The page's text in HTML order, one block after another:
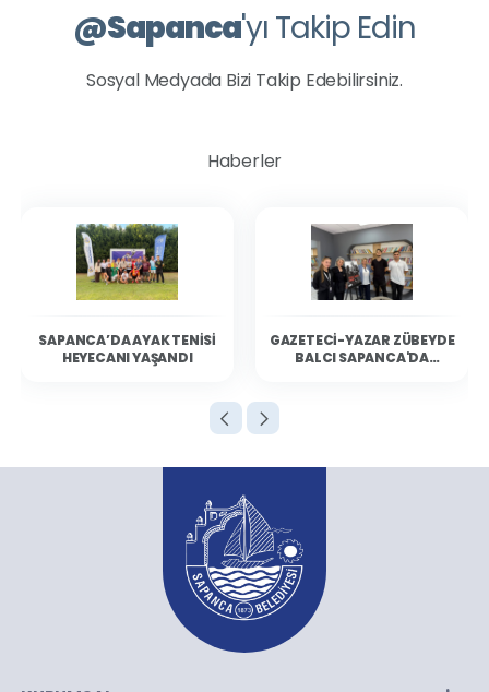
Spor İşleri Müdürlüğü
Sosyal Yardım İşleri Müdürlüğü
Temizlik İşleri Müdürlüğü
@Sapanca'yı Takip Edin
Sosyal Medyada Bizi Takip Edebilirsiniz.
Haberler
SAPANCA’DA AYAK TENISI
HEYECANI YAŞANDI
GAZETECI-YAZAR ZÜBEYDE
BALCI SAPANCA'DA